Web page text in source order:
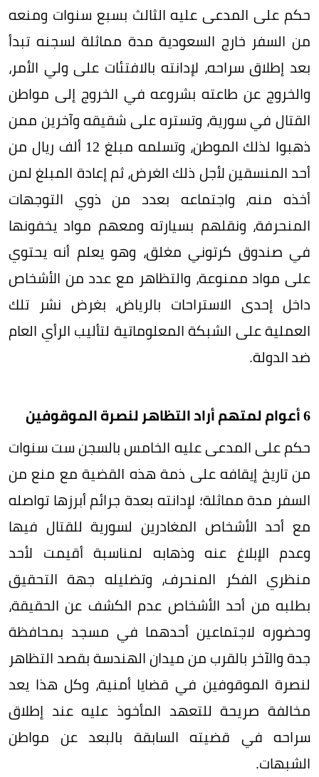
حكم على المدعى عليه الثالث بسبع سنوات ومنعه
من السفر خارج السعودية مدة مماثلة لسجنه تبدأ
بعد إطلاق سراحه، لإدانته بالافتئات على ولي الأمر،
والخروج عن طاعته بشروعه في الخروج إلى مواطن
القتال في سورية، وتستره على شقيقه وآخرين ممن
ذهبوا لذلك الموطن، وتسلمه مبلغ 12 ألف ريال من
أحد المنسقين لأجل ذلك الغرض، ثم إعادة المبلغ لمن
أخذه منه، واجتماعه بعدد من ذوي التوجهات
المنحرفة، ونقلهم بسيارته ومعهم مواد يخفونها
في صندوق كرتوني مغلق، وهو يعلم أنه يحتوي
على مواد ممنوعة، والتظاهر مع عدد من الأشخاص
داخل إحدى الاستراحات بالرياض، بغرض نشر تلك
العملية على الشبكة المعلوماتية لتأليب الرأي العام
ضد الدولة.
6 أعوام لمتهم أراد التظاهر لنصرة الموقوفين
حكم على المدعى عليه الخامس بالسجن ست سنوات
من تاريخ إيقافه على ذمة هذه القضية مع منع من
السفر مدة مماثلة؛ لإدانته بعدة جرائم أبرزها تواصله
مع أحد الأشخاص المغادرين لسورية للقتال فيها
وعدم الإبلاغ عنه وذهابه لمناسبة أقيمت لأحد
منظري الفكر المنحرف، وتضليله جهة التحقيق
بطلبه من أحد الأشخاص عدم الكشف عن الحقيقة،
وحضوره لاجتماعين أحدهما في مسجد بمحافظة
جدة والآخر بالقرب من ميدان الهندسة بقصد التظاهر
لنصرة الموقوفين في قضايا أمنية، وكل هذا يعد
مخالفة صريحة للتعهد المأخوذ عليه عند إطلاق
سراحه في قضيته السابقة بالبعد عن مواطن
الشبهات.